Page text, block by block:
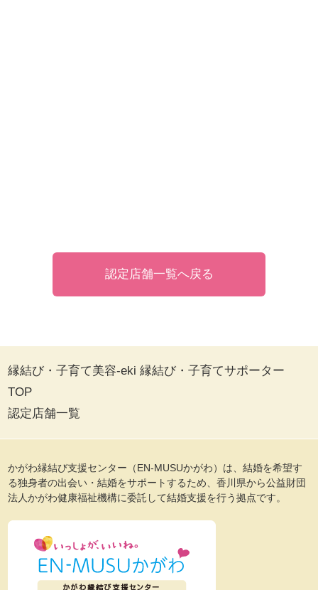
認定店舗一覧へ戻る
縁結び・子育て美容-eki 縁結び・子育てサポーター
TOP
認定店舗一覧
かがわ縁結び支援センター（EN-MUSUかがわ）は、結婚を希望す
る独身者の出会い・結婚をサポートするため、香川県から公益財団
法人かがわ健康福祉機構に委託して結婚支援を行う拠点です。